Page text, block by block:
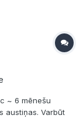
~ 6 mēnešu
austiņas. Varbūt